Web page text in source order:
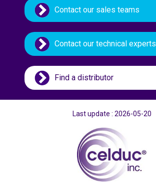
Contact our sales teams
Contact our technical experts
Find a distributor
Last update : 2026-05-20